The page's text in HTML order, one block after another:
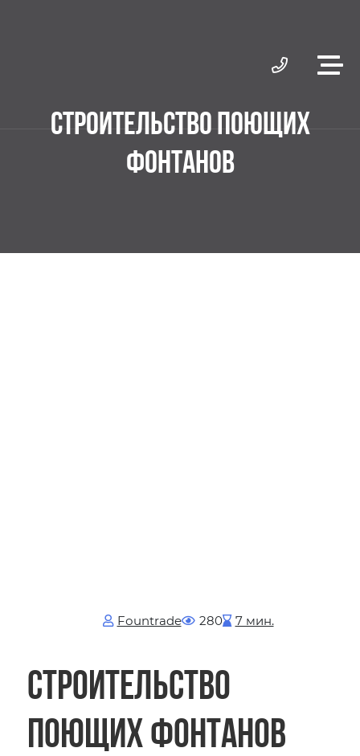
СТРОИТЕЛЬСТВО ПОЮЩИХ
ФОНТАНОВ
Fоuntrade 280 7 мин.
Строительство
поющих фонтанов